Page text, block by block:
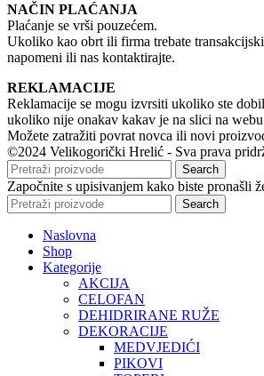
NAČIN PLAĆANJA
Plaćanje se vrši pouzećem.
Ukoliko kao obrt ili firma trebate
napomeni ili nas kontaktirajte.
REKLAMACIJE
Reklamacije se mogu izvrsiti ukoliko ste
ukoliko nije onakav kakav je na slici na
Možete zatražiti povrat novca ili novi
©2024 Velikogorički Hrelić - Sva prava
Search
Započnite s upisivanjem kako biste pronašli
Search
Naslovna
Shop
Kategorije
AKCIJA
CELOFAN
DEHIDRIRANE RUŽE
DEKORACIJE
MEDVJEDIĆI
PIKOVI